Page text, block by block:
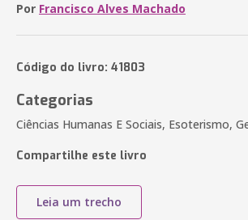
Por Francisco Alves Machado
Código do livro: 41803
Categorias
Ciências Humanas E Sociais, Esoterismo,
Compartilhe este livro
Leia um trecho